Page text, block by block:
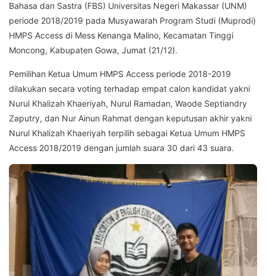
Bahasa dan Sastra (FBS) Universitas Negeri Makassar (UNM)
periode 2018/2019 pada Musyawarah Program Studi (Muprodi)
HMPS Access di Mess Kenanga Malino, Kecamatan Tinggi
Moncong, Kabupaten Gowa, Jumat (21/12).
Pemilihan Ketua Umum HMPS Access periode 2018-2019
dilakukan secara voting terhadap empat calon kandidat yakni
Nurul Khalizah Khaeriyah, Nurul Ramadan, Waode Septiandry
Zaputry, dan Nur Ainun Rahmat dengan keputusan akhir yakni
Nurul Khalizah Khaeriyah terpilih sebagai Ketua Umum HMPS
Access 2018/2019 dengan jumlah suara 30 dari 43 suara.